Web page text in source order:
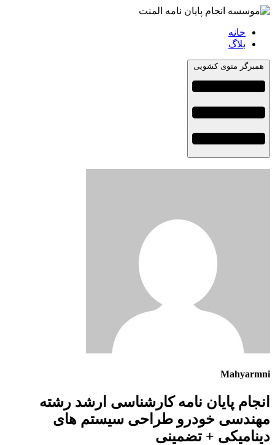
خانه
بلاگ
همبرگر منوی کشویی
Mahyarmni
انجام پایان نامه کارشناسی ارشد رشته
مهندسی خودرو طراحی سیستم های
دینامیکی + تضمینی